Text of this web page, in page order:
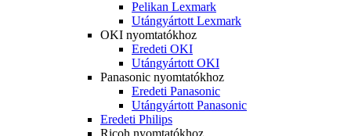
Pelikan Lexmark
Utángyártott Lexmark
OKI nyomtatókhoz
Eredeti OKI
Utángyártott OKI
Panasonic nyomtatókhoz
Eredeti Panasonic
Utángyártott Panasonic
Eredeti Philips
Ricoh nyomtatókhoz